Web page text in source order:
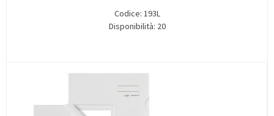
Codice: 193L
Disponibilità: 20